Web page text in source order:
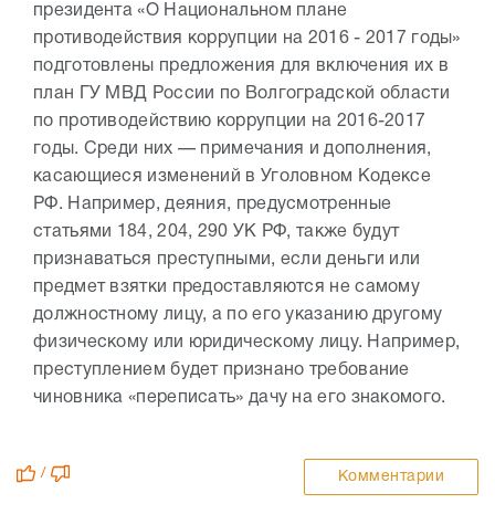
президента «О Национальном плане
противодействия коррупции на 2016 - 2017 годы»
подготовлены предложения для включения их в
план ГУ МВД России по Волгоградской области
по противодействию коррупции на 2016-2017
годы. Среди них — примечания и дополнения,
касающиеся изменений в Уголовном Кодексе
РФ. Например, деяния, предусмотренные
статьями 184, 204, 290 УК РФ, также будут
признаваться преступными, если деньги или
предмет взятки предоставляются не самому
должностному лицу, а по его указанию другому
физическому или юридическому лицу. Например,
преступлением будет признано требование
чиновника «переписать» дачу на его знакомого.
/ Комментарии